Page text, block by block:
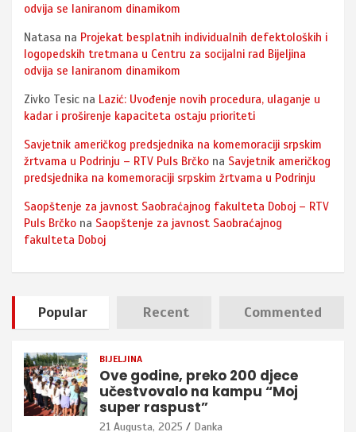
odvija se laniranom dinamikom
Natasa na Projekat besplatnih individualnih defektoloških i
logopedskih tretmana u Centru za socijalni rad Bijeljina
odvija se laniranom dinamikom
Zivko Tesic na Lazić: Uvođenje novih procedura, ulaganje u
kadar i proširenje kapaciteta ostaju prioriteti
Savjetnik američkog predsjednika na komemoraciji srpskim
žrtvama u Podrinju – RTV Puls Brčko na Savjetnik američkog
predsjednika na komemoraciji srpskim žrtvama u Podrinju
Saopštenje za javnost Saobraćajnog fakulteta Doboj – RTV
Puls Brčko na Saopštenje za javnost Saobraćajnog
fakulteta Doboj
Popular Recent Commented
BIJELJINA
Ove godine, preko 200 djece
učestvovalo na kampu “Moj
super raspust”
21 Augusta, 2025 Danka